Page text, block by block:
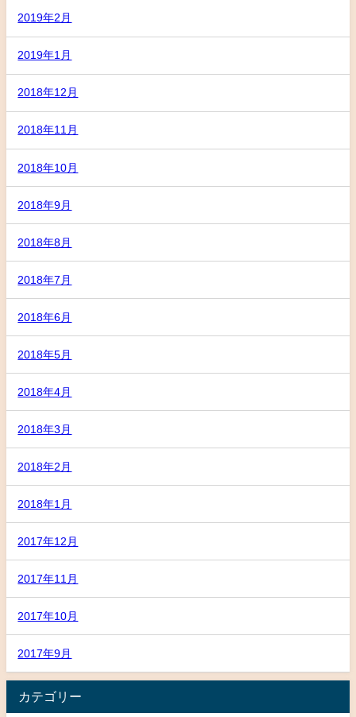
2019年2月
2019年1月
2018年12月
2018年11月
2018年10月
2018年9月
2018年8月
2018年7月
2018年6月
2018年5月
2018年4月
2018年3月
2018年2月
2018年1月
2017年12月
2017年11月
2017年10月
2017年9月
カテゴリー